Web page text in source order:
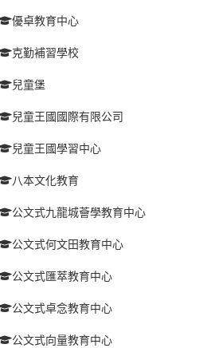
優卓教育中心
克勤補習學校
兒童堡
兒童王國國際有限公司
兒童王國學習中心
八本文化教育
公文式九龍城薈學教育中心
公文式何文田教育中心
公文式匯萃教育中心
公文式卓念教育中心
公文式向量教育中心